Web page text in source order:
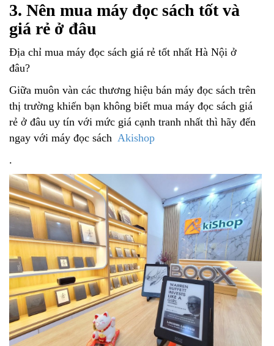
3. Nên mua máy đọc sách tốt và
giá rẻ ở đâu
Địa chỉ mua máy đọc sách giá rẻ tốt nhất Hà Nội ở
đâu?
Giữa muôn vàn các thương hiệu bán máy đọc sách trên
thị trường khiến bạn không biết mua máy đọc sách giá
rẻ ở đâu uy tín với mức giá cạnh tranh nhất thì hãy đến
ngay với máy đọc sách Akishop
.